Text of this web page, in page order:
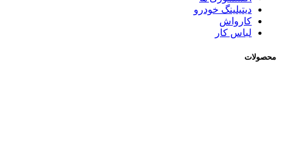
دیتیلینگ خودرو
کارواش
لباس کار
محصولات